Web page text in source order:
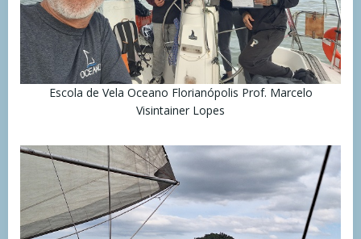
Escola de Vela Oceano Florianópolis Prof. Marcelo
Visintainer Lopes